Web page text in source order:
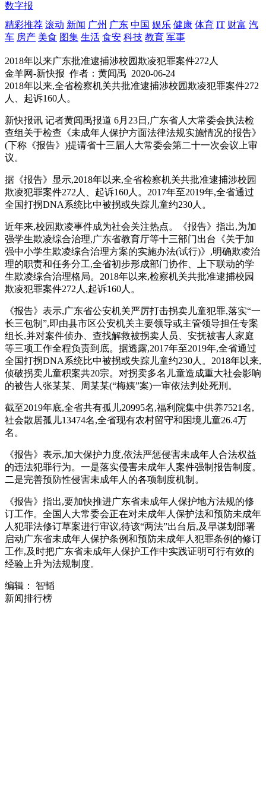
数字报
精彩推荐 滚动 新闻 广州 广东 中国 娱乐 健康 体育 IT 财富 汽
车 房产 美食 图集 生活 食安 科技 教育 军事
2018年以来广东批准逮捕涉校园欺凌犯罪案件272人
金羊网-新快报 作者：黄闻禹 2020-06-24
2018年以来,全省检察机关共批准逮捕涉校园欺凌犯罪案件272
人、起诉160人。
新快报讯 记者黄闻禹报道 6月23日,广东省人大常委会执法检
查组关于检查《未成年人保护方面法律法规实施情况的报告》
(下称《报告》)提请省十三届人大常委会第二十一次会议上审
议。
据《报告》显示,2018年以来,全省检察机关共批准逮捕涉校园
欺凌犯罪案件272人、起诉160人。2017年至2019年,全省通过
全国打拐DNA系统比中被拐或失踪儿童约230人。
近年来,校园欺凌事件成为社会关注热点。《报告》指出,为加
强学生欺凌综合治理,广东省教育厅等十三部门出台《关于加
强中小学生欺凌综合治理方案的实施办法(试行)》,明确欺凌治
理的职责和任务分工,全省初步形成部门协作、上下联动的学
生欺凌综合治理格局。2018年以来,检察机关共批准逮捕校园
欺凌犯罪案件272人,起诉160人。
《报告》表示,广东省公安机关严厉打击拐卖儿童犯罪,落实“一
长三包制”,即由县市区公安机关主要领导或主管领导担任专案
组长,并对案件侦办、查找解救被拐卖人员、安抚被害人家庭
等三项工作全程负责到底。据透露,2017年至2019年,全省通过
全国打拐DNA系统比中被拐或失踪儿童约230人。2018年以来,
侦破拐卖儿童积案共20宗。对拐卖多名儿童造成重大社会影响
的被告人张某某、周某某(“梅姨”案)一审依法判处死刑。
截至2019年底,全省共有孤儿20995名,福利院集中供养7521名,
社会散居孤儿13474名,全省现有农村留守和困境儿童26.4万
名。
《报告》表示,加大保护力度,依法严惩侵害未成年人合法权益
的违法犯罪行为。一是落实侵害未成年人案件强制报告制度。
二是完善预防性侵害未成年人的各项制度机制。
《报告》指出,要加快推进广东省未成年人保护地方法规的修
订工作。全国人大常委会正在对未成年人保护法和预防未成年
人犯罪法修订草案进行审议,待该“两法”出台后,及早谋划部署
启动广东省未成年人保护条例和预防未成年人犯罪条例的修订
工作,及时把广东省未成年人保护工作中实践证明可行有效的
经验上升为法规制度。
编辑： 智韬
新闻排行榜